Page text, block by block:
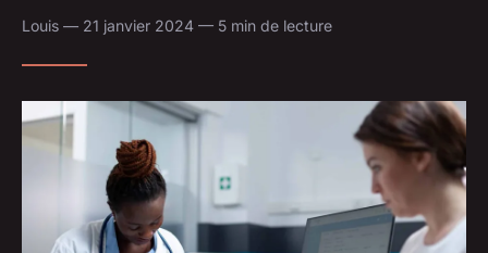
Louis — 21 janvier 2024 — 5 min de lecture